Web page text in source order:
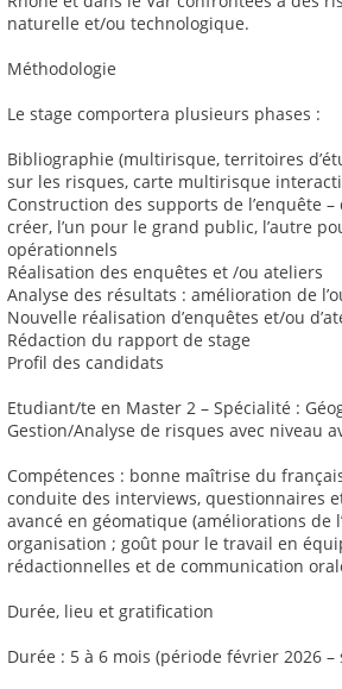
naturelle et/ou technologique.
Méthodologie
Le stage comportera plusieurs phases :
Bibliographie (multirisque, territoires
sur les risques, carte multirisque
Construction des supports de l’enquête
créer, l’un pour le grand public, l’autre
opérationnels
Réalisation des enquêtes et /ou ateliers
Analyse des résultats : amélioration de
Nouvelle réalisation d’enquêtes et/ou
Rédaction du rapport de stage
Profil des candidats
Etudiant/te en Master 2 – Spécialité :
Gestion/Analyse de risques avec niveau
Compétences : bonne maîtrise du
conduite des interviews, questionnaires
avancé en géomatique (améliorations de
organisation ; goût pour le travail en
rédactionnelles et de communication
Durée, lieu et gratification
Durée : 5 à 6 mois (période février 2026